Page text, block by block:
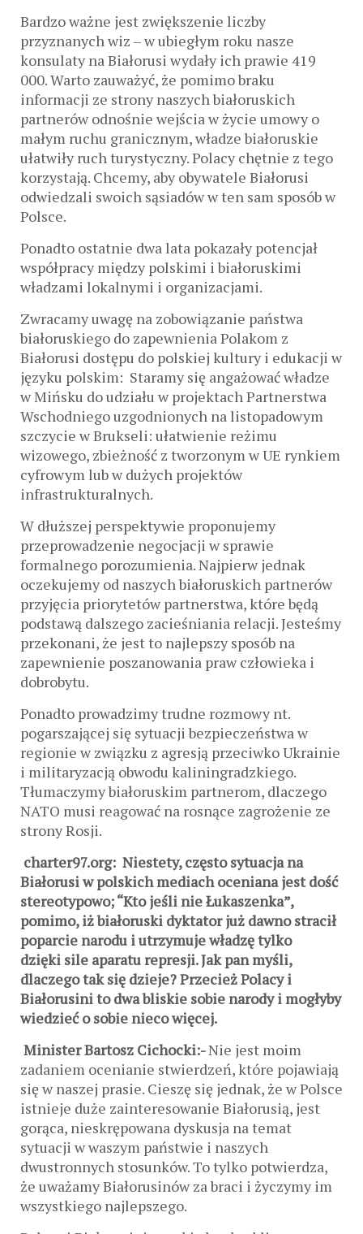
Bardzo ważne jest zwiększenie liczby
przyznanych wiz – w ubiegłym roku nasze
konsulaty na Białorusi wydały ich prawie 419
000. Warto zauważyć, że pomimo braku
informacji ze strony naszych białoruskich
partnerów odnośnie wejścia w życie umowy o
małym ruchu granicznym, władze białoruskie
ułatwiły ruch turystyczny. Polacy chętnie z tego
korzystają. Chcemy, aby obywatele Białorusi
odwiedzali swoich sąsiadów w ten sam sposób w
Polsce.
Ponadto ostatnie dwa lata pokazały potencjał
współpracy między polskimi i białoruskimi
władzami lokalnymi i organizacjami.
Zwracamy uwagę na zobowiązanie państwa
białoruskiego do zapewnienia Polakom z
Białorusi dostępu do polskiej kultury i edukacji w
języku polskim: Staramy się angażować władze
w Mińsku do udziału w projektach Partnerstwa
Wschodniego uzgodnionych na listopadowym
szczycie w Brukseli: ułatwienie reżimu
wizowego, zbieżność z tworzonym w UE rynkiem
cyfrowym lub w dużych projektów
infrastrukturalnych.
W dłuższej perspektywie proponujemy
przeprowadzenie negocjacji w sprawie
formalnego porozumienia. Najpierw jednak
oczekujemy od naszych białoruskich partnerów
przyjęcia priorytetów partnerstwa, które będą
podstawą dalszego zacieśniania relacji. Jesteśmy
przekonani, że jest to najlepszy sposób na
zapewnienie poszanowania praw człowieka i
dobrobytu.
Ponadto prowadzimy trudne rozmowy nt.
pogarszającej się sytuacji bezpieczeństwa w
regionie w związku z agresją przeciwko Ukrainie
i militaryzacją obwodu kaliningradzkiego.
Tłumaczymy białoruskim partnerom, dlaczego
NATO musi reagować na rosnące zagrożenie ze
strony Rosji.
charter97.org: Niestety, często sytuacja na
Białorusi w polskich mediach oceniana jest dość
stereotypowo; “Kto jeśli nie Łukaszenka”,
pomimo, iż białoruski dyktator już dawno stracił
poparcie narodu i utrzymuje władzę tylko
dzięki sile aparatu represji. Jak pan myśli,
dlaczego tak się dzieje? Przecież Polacy i
Białorusini to dwa bliskie sobie narody i mogłyby
wiedzieć o sobie nieco więcej.
Minister Bartosz Cichocki:-Nie jest moim
zadaniem ocenianie stwierdzeń, które pojawiają
się w naszej prasie. Cieszę się jednak, że w Polsce
istnieje duże zainteresowanie Białorusią, jest
gorąca, nieskrępowana dyskusja na temat
sytuacji w waszym państwie i naszych
dwustronnych stosunków. To tylko potwierdza,
że uważamy Białorusinów za braci i życzymy im
wszystkiego najlepszego.